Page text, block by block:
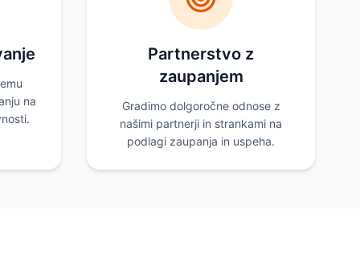
na
Partnerstvo z
zaupanjem
Gradimo dolgoročne odnose z
našimi partnerji in strankami na
podlagi zaupanja in uspeha.